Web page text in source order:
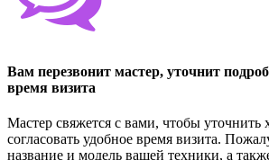
Вам перезвонит мастер, уточнит
время визита
Мастер свяжется с вами, чтобы уточнить
согласовать удобное время визита.
название и модель вашей техники, а